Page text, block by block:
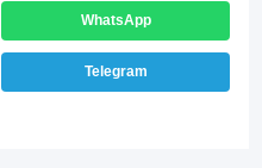
WhatsApp
Telegram